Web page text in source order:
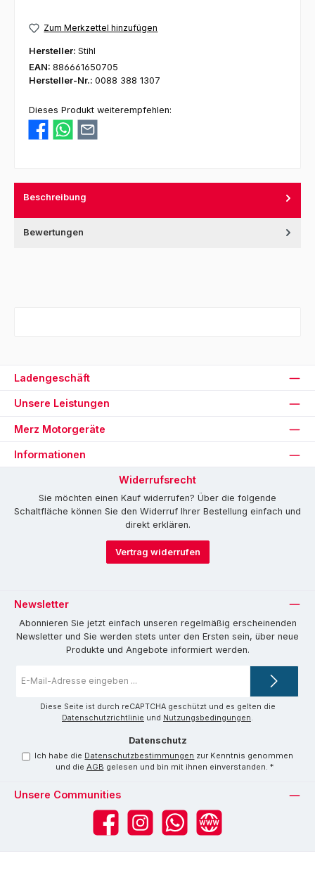
Zum Merkzettel hinzufügen
Hersteller: Stihl
EAN: 886661650705
Hersteller-Nr.: 0088 388 1307
Dieses Produkt weiterempfehlen:
Beschreibung
Bewertungen
Ladengeschäft
Unsere Leistungen
Merz Motorgeräte
Informationen
Widerrufsrecht
Sie möchten einen Kauf widerrufen? Über die folgende
Schaltfläche können Sie den Widerruf Ihrer Bestellung einfach und
direkt erklären.
Vertrag widerrufen
Newsletter
Abonnieren Sie jetzt einfach unseren regelmäßig erscheinenden
Newsletter und Sie werden stets unter den Ersten sein, über neue
Produkte und Angebote informiert werden.
Mail-
Diese Seite ist durch reCAPTCHA geschützt und es gelten die
Datenschutzrichtlinie und Nutzungsbedingungen.
Datenschutz
Ich habe die Datenschutzbestimmungen zur Kenntnis genommen
und die AGB gelesen und bin mit ihnen einverstanden. *
Unsere Communities
FacebookInstagramWhatsAppWebsite